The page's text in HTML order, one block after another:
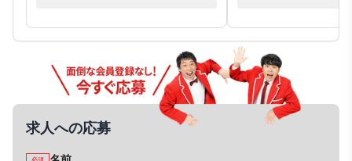
求人への応募
必須